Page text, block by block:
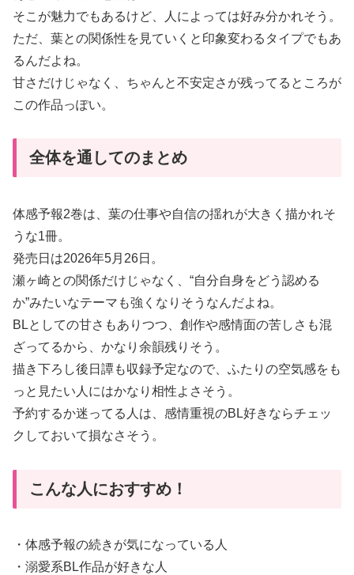
そこが魅力でもあるけど、人によっては好み分かれそう。
ただ、葉との関係性を見ていくと印象変わるタイプでもあ
るんだよね。
甘さだけじゃなく、ちゃんと不安定さが残ってるところが
この作品っぽい。
全体を通してのまとめ
体感予報2巻は、葉の仕事や自信の揺れが大きく描かれそ
うな1冊。
発売日は2026年5月26日。
瀬ヶ崎との関係だけじゃなく、“自分自身をどう認める
か”みたいなテーマも強くなりそうなんだよね。
BLとしての甘さもありつつ、創作や感情面の苦しさも混
ざってるから、かなり余韻残りそう。
描き下ろし後日譚も収録予定なので、ふたりの空気感をも
っと見たい人にはかなり相性よさそう。
予約するか迷ってる人は、感情重視のBL好きならチェッ
クしておいて損なさそう。
こんな人におすすめ！
・体感予報の続きが気になっている人
・溺愛系BL作品が好きな人